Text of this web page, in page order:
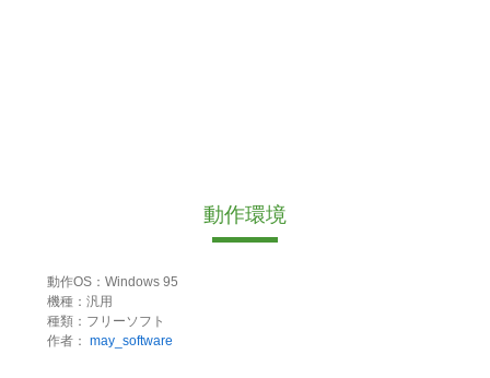
動作環境
動作OS：Windows 95
機種：汎用
種類：フリーソフト
作者： may_software